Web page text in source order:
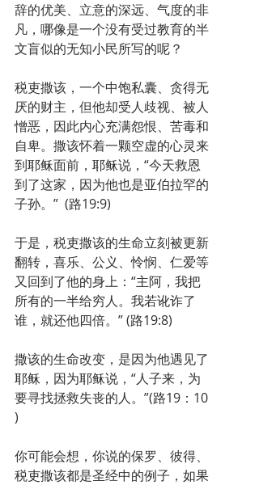
辞的优美、立意的深远、气度的非
凡，哪像是一个没有受过教育的半
文盲似的无知小民所写的呢？
税吏撒该，一个中饱私囊、贪得无
厌的财主，但他却受人歧视、被人
憎恶，因此内心充满怨恨、苦毒和
自卑。撒该怀着一颗空虚的心灵来
到耶稣面前，耶稣说，“今天救恩
到了这家，因为他也是亚伯拉罕的
子孙。”  (路19:9)
于是，税吏撒该的生命立刻被更新
翻转，喜乐、公义、怜悯、仁爱等
又回到了他的身上：“主阿，我把
所有的一半给穷人。我若讹诈了
谁，就还他四倍。” (路19:8)
撒该的生命改变，是因为他遇见了
耶稣，因为耶稣说，“人子来，为
要寻找拯救失丧的人。”(路19：10
)
你可能会想，你说的保罗、彼得、
税吏撒该都是圣经中的例子，如果